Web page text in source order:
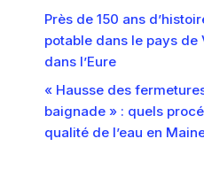
Près de 150 ans
potable dans le pays de
dans l’Eure
« Hausse des
baignade » : quels
qualité de l’eau en